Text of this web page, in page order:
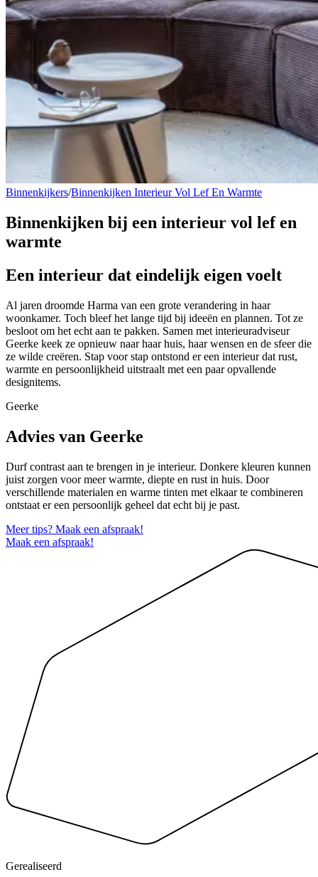
Binnenkijkers/Binnenkijken Interieur Vol Lef En Warmte
Binnenkijken bij een interieur vol lef en
warmte
Een interieur dat eindelijk eigen voelt
Al jaren droomde Harma van een grote verandering in haar
woonkamer. Toch bleef het lange tijd bij ideeën en plannen. Tot ze
besloot om het echt aan te pakken. Samen met interieuradviseur
Geerke keek ze opnieuw naar haar huis, haar wensen en de sfeer die
ze wilde creëren. Stap voor stap ontstond er een interieur dat rust,
warmte en persoonlijkheid uitstraalt met een paar opvallende
designitems.
Geerke
Advies van Geerke
Durf contrast aan te brengen in je interieur. Donkere kleuren kunnen
juist zorgen voor meer warmte, diepte en rust in huis. Door
verschillende materialen en warme tinten met elkaar te combineren
ontstaat er een persoonlijk geheel dat echt bij je past.
Meer tips? Maak een afspraak!
Maak een afspraak!
Gerealiseerd